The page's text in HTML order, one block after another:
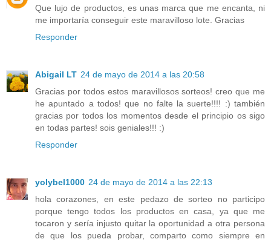
Que lujo de productos, es unas marca que me encanta, ni
me importaría conseguir este maravilloso lote. Gracias
Responder
Abigail LT 24 de mayo de 2014 a las 20:58
Gracias por todos estos maravillosos sorteos! creo que me
he apuntado a todos! que no falte la suerte!!!! :) también
gracias por todos los momentos desde el principio os sigo
en todas partes! sois geniales!!! :)
Responder
yolybel1000 24 de mayo de 2014 a las 22:13
hola corazones, en este pedazo de sorteo no participo
porque tengo todos los productos en casa, ya que me
tocaron y sería injusto quitar la oportunidad a otra persona
de que los pueda probar, comparto como siempre en